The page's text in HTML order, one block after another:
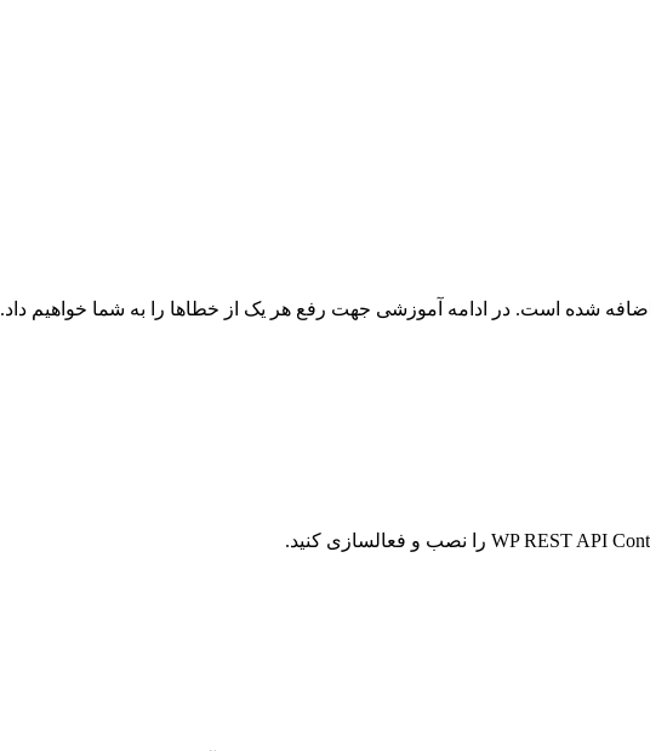
اضافه شده است. در ادامه آموزشی جهت رفع هر یک از خطاها را به شما خواهیم داد.